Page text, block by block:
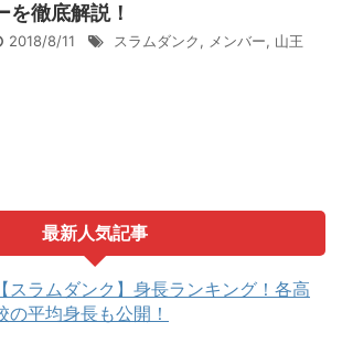
を徹底解説！
2018/8/11 スラムダンク, メンバー, 山王
最新人気記事
【スラムダンク】身長ランキング！各高
の平均身長も公開！